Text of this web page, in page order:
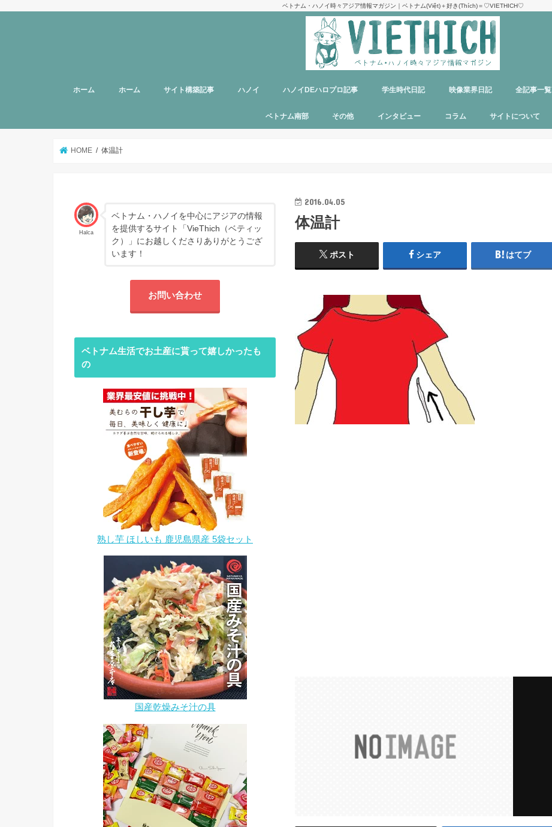
ベトナム・ハノイ時々アジア情報マガジン｜ベトナム(Việt)＋好き(Thích)＝♡VIETHICH♡
ホーム ホーム サイト構築記事 ハノイ
旅行者向け ベトナム料理
多国籍料理
ハンバーガー
カフェ
中華料理
日本食
ラーメン
デリバリーサービス
パブ／バー
マッサージ
ヘルスケア
ハノイ近郊観光
アンケート
ハノイDEハロプロ記事 学生時代日記 映像業界日記 全記事一覧
ベトナム南部 その他 インタビュー コラム サイトについて
HOME 体温計
2016.04.05
体温計
ポスト シェア はてブ
Halca
ベトナム・ハノイを中心にアジアの情報
を提供するサイト「VieThich（ベティッ
ク）」にお越しくださりありがとうござ
います！
お問い合わせ
ベトナム生活でお土産に貰って嬉しかったも
の
熟し芋 ほしいも 鹿児島県産 5袋セット
国産乾燥みそ汁の具